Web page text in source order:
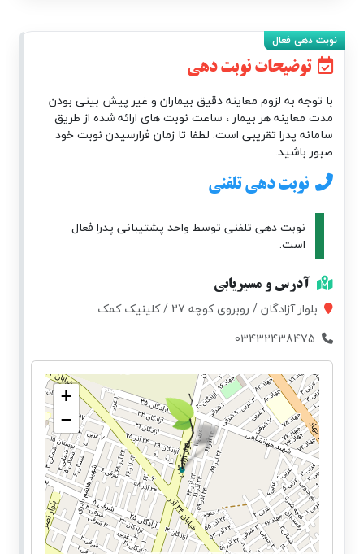
توضیحات نوبت دهی
با توجه به لزوم معاینه دقیق بیماران و غیر پیش بینی بودن
مدت معاینه هر بیمار ، ساعت نوبت های ارائه شده از طریق
سامانه پدرا تقریبی است. لطفا تا زمان فرارسیدن نوبت خود
صبور باشید.
نوبت دهی تلفنی
نوبت دهی تلفنی توسط واحد پشتیبانی پدرا فعال
است.
آدرس و مسیریابی
بلوار آزادگان / روبروی کوچه 27 / کلینیک کمک
+
−